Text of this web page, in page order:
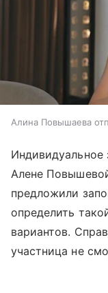
Алина Повышаева
Индивидуальное
Алене
предложили
определить
вариантов.
участница не